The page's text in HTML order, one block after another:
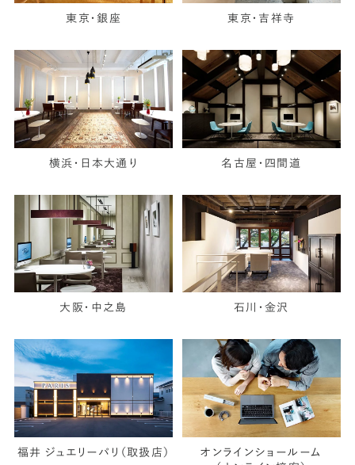
東京・銀座 東京・吉祥寺
横浜・日本大通り 名古屋・四間道
大阪・中之島 石川・金沢
福井 ジュエリーパリ（取扱店）
オンラインショールーム